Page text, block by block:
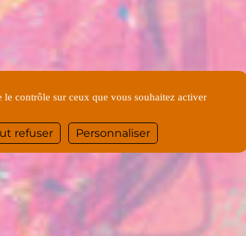
contrôle sur ceux que vous souhaitez activer
refuser Personnaliser